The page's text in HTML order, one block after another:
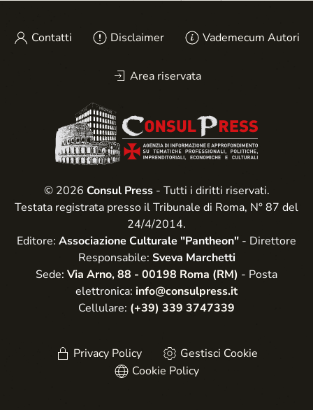
Contatti Disclaimer Vademecum Autori
Area riservata
© 2026 Consul Press- Tutti i diritti riservati.
Testata registrata presso il Tribunale di Roma, N° 87 del
24/4/2014.
Editore: Associazione Culturale "Pantheon" - Direttore
Responsabile: Sveva Marchetti
Sede: Via Arno, 88 - 00198 Roma (RM) - Posta
elettronica: info@consulpress.it
Cellulare: (+39) 339 3747339
Privacy Policy
Gestisci Cookie
Cookie Policy